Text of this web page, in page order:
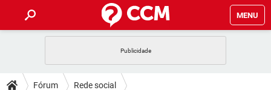
MENU
DICAS
Fórum Rede social